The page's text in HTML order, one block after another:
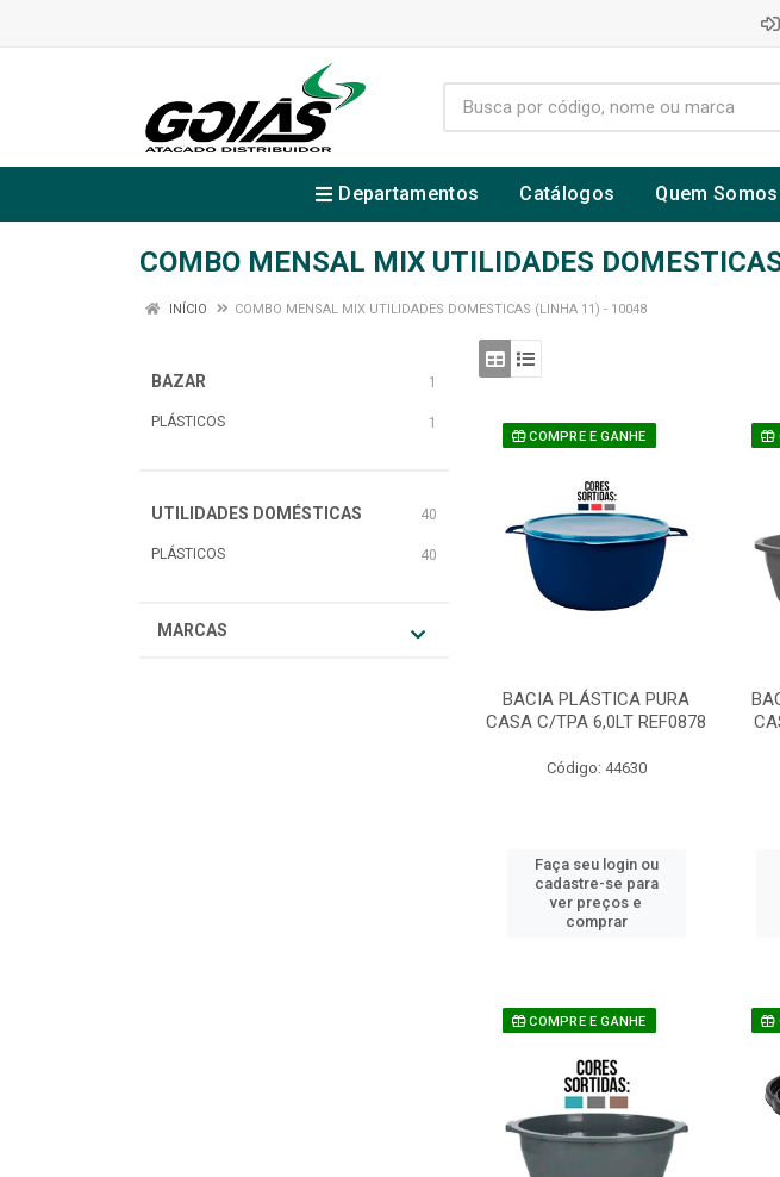
Departamentos Catálogos Quem Somos
COMBO MENSAL MIX UTILIDADES
INÍCIO COMBO MENSAL MIX UTILIDADES DOMESTICAS (LINHA 11) - 10048
BAZAR 1
PLÁSTICOS 1
UTILIDADES DOMÉSTICAS 40
PLÁSTICOS 40
MARCAS
COMPRE E GANHE
BACIA PLÁSTICA PURA
CASA C/TPA 6,0LT REF0878
Código: 44630
Faça seu login ou
cadastre-se para
ver preços e
comprar
COMPRE E GANHE